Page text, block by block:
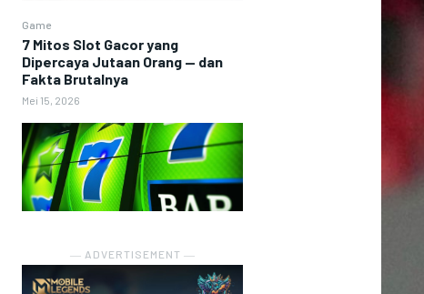
Game
7 Mitos Slot Gacor yang
Dipercaya Jutaan Orang — dan
Fakta Brutalnya
Mei 15, 2026
― ADVERTISEMENT ―